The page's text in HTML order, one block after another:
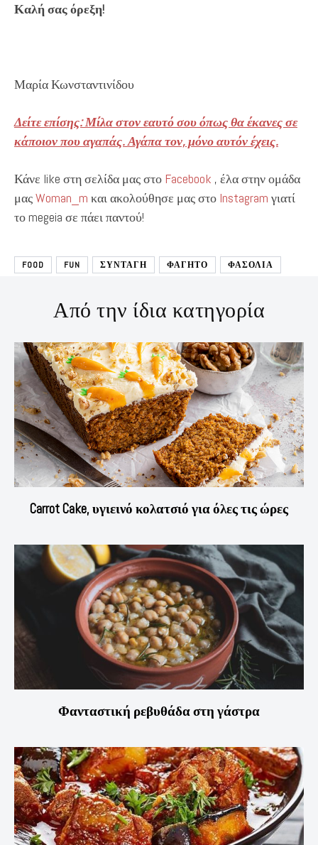
Καλή σας όρεξη!
Μαρία Κωνσταντινίδου
Δείτε επίσης: Μίλα στον εαυτό σου όπως θα έκανες σε
κάποιον που αγαπάς. Αγάπα τον, μόνο αυτόν έχεις.
Κάνε like στη σελίδα μας στο Facebook , έλα στην ομάδα
μαςWoman_m και ακολούθησε μας στο Instagram γιατί
το megeia σε πάει παντού!
FOOD FUN ΣΥΝΤΑΓΗ ΦΑΓΗΤΟ ΦΑΣΟΛΙΑ
Από την ίδια κατηγορία
Carrot Cake, υγιεινό κολατσιό για όλες τις ώρες
Φανταστική ρεβυθάδα στη γάστρα